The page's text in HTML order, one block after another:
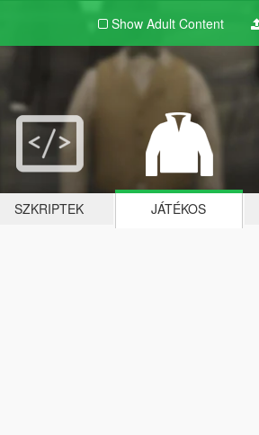
Show Adult Content
SZKRIPTEK JÁTÉKOS